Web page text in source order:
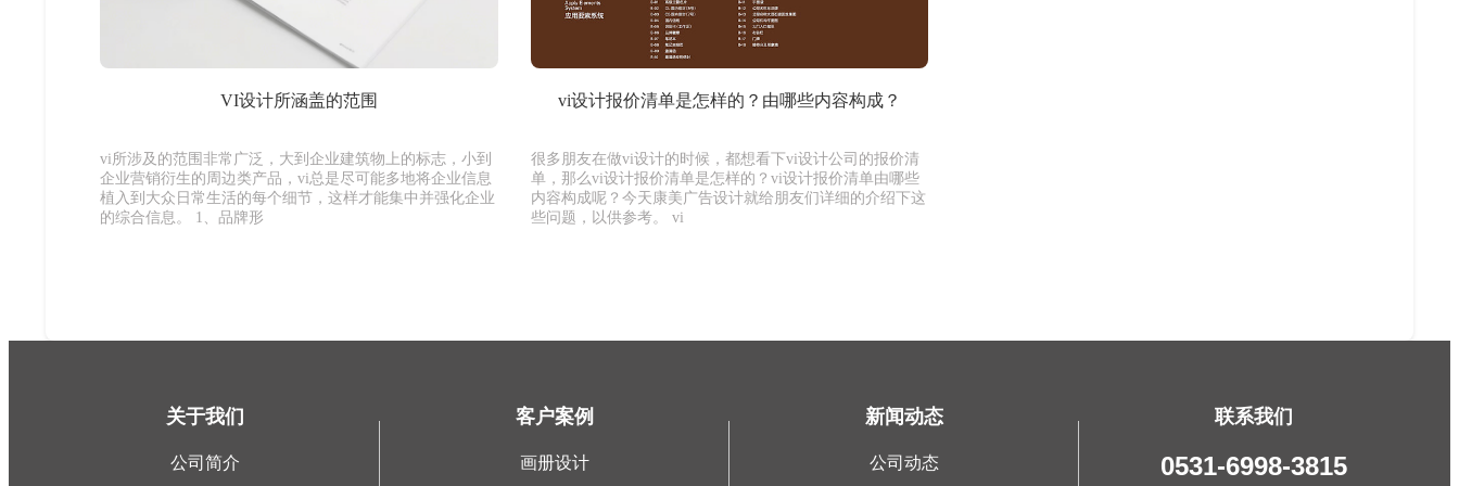
VI设计所涵盖的范围
vi所涉及的范围非常广泛，大到企业建筑物上的标志，小到
企业营销衍生的周边类产品，vi总是尽可能多地将企业信息
植入到大众日常生活的每个细节，这样才能集中并强化企业
的综合信息。 1、品牌形
vi设计报价清单是怎样的？由哪些内容构成？
很多朋友在做vi设计的时候，都想看下vi设计公司的报价清
单，那么vi设计报价清单是怎样的？vi设计报价清单由哪些
内容构成呢？今天康美广告设计就给朋友们详细的介绍下这
些问题，以供参考。 vi
关于我们
公司简介
客户案例
画册设计
新闻动态
公司动态
联系我们
0531-6998-3815